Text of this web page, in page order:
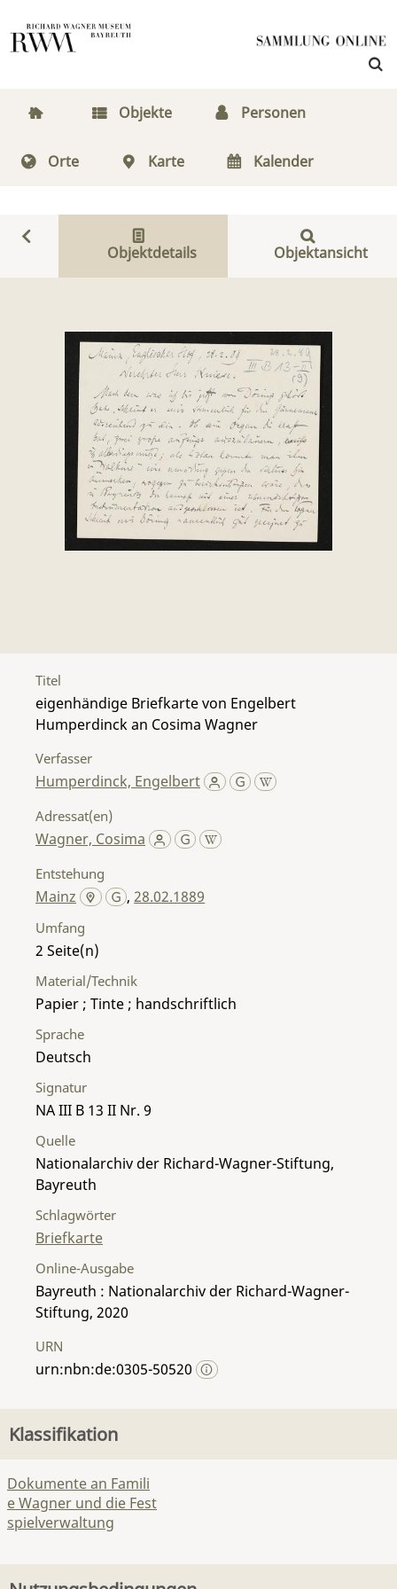
Objekte Personen
Orte Karte Kalender
Objektdetails Objektansicht
Titel
eigenhändige Briefkarte von Engelbert
Humperdinck an Cosima Wagner
Verfasser
Humperdinck, Engelbert
Adressat(en)
Wagner, Cosima
Entstehung
Mainz ,28.02.1889
Umfang
2
Material/Technik
Papier ; Tinte ; handschriftlich
Sprache
Deutsch
Signatur
NA III B 13 II Nr. 9
Quelle
Nationalarchiv der Richard-Wagner-Stiftung,
Bayreuth
Schlagwörter
Briefkarte
Online-Ausgabe
Bayreuth : Nationalarchiv der Richard-Wagner-
Stiftung, 2020
URN
urn:nbn:de:0305-50520
Klassifikation
Dokumente an Famili
e Wagner und die Fest
spielverwaltung